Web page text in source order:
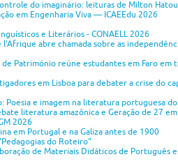
do imaginário: leituras de Milton
em Engenharia Viva — ICAEEdu 2026
e Literários - CONAELL 2026
abre chamada sobre as
de Património reúne estudantes em Faro em
em Lisboa para debater a crise do
Poesia e imagem na literatura portuguesa
literatura amazônica e Geração de 27 em
2026
em Portugal e na Galiza antes de 1900
do Roteiro"
de Materiais Didáticos de Português